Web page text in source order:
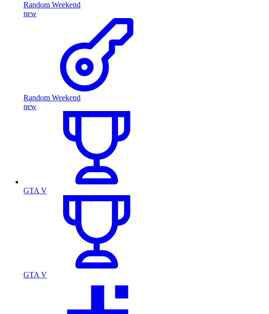
Random Weekend
new
Random Weekend
new
GTA V
GTA V